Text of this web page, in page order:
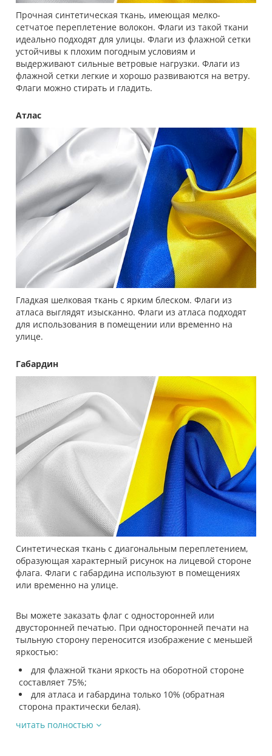
Прочная синтетическая ткань, имеющая мелко-
сетчатое переплетение волокон. Флаги из такой ткани
идеально подходят для улицы. Флаги из флажной сетки
устойчивы к плохим погодным условиям и
выдерживают сильные ветровые нагрузки. Флаги из
флажной сетки легкие и хорошо развиваются на ветру.
Флаги можно стирать и гладить.
Атлас
Гладкая шелковая ткань с ярким блеском. Флаги из
атласа выглядят изысканно. Флаги из атласа подходят
для использования в помещении или временно на
улице.
Габардин
Синтетическая ткань с диагональным переплетением,
образующая характерный рисунок на лицевой стороне
флага. Флаги с габардина используют в помещениях
или временно на улице.
Вы можете заказать флаг с односторонней или
двусторонней печатью. При односторонней печати на
тыльную сторону переносится изображение с меньшей
яркостью:
для флажной ткани яркость на оборотной стороне
составляет 75%;
для атласа и габардина только 10% (обратная
сторона практически белая).
читать полностью